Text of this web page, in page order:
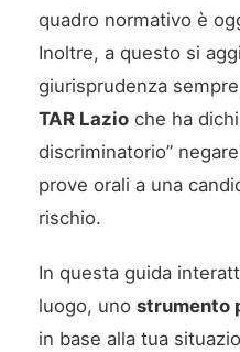
quadro normativo è
Inoltre, a questo si
giurisprudenza
TAR Lazio che ha
discriminatorio”
prove orali a una
rischio.
In questa guida
luogo, uno strumento
in base alla tua